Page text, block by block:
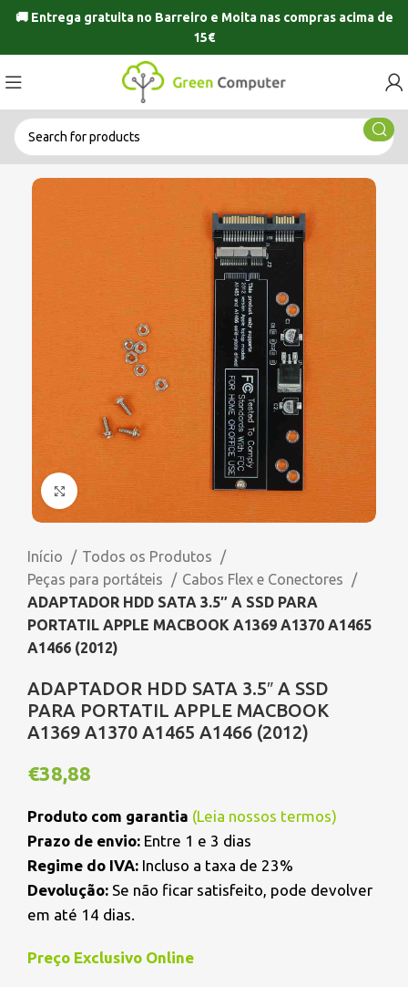
🚚 Entrega gratuita no Barreiro e Moitanas compras acima de
15€
Início
Todos os Produtos
Peças para portáteis
Cabos Flex e Conectores
ADAPTADOR HDD SATA 3.5″ A SSD PARA
PORTATIL APPLE MACBOOK A1369 A1370 A1465
A1466 (2012)
ADAPTADOR HDD SATA 3.5″ A SSD
PARA PORTATIL APPLE MACBOOK
A1369 A1370 A1465 A1466 (2012)
€38,88
Produto com garantia (Leia nossos termos)
Prazo de envio: Entre 1 e 3 dias
Regime do IVA: Incluso a taxa de 23%
Devolução: Se não ficar satisfeito, pode devolver
em até 14 dias.
Preço Exclusivo Online